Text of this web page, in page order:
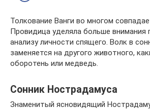
Толкование Ванги во многом
Провидица уделяла больше внимания
анализу личности спящего. Волк в
заменяется на другого животного,
оборотень или медведь.
Сонник Нострадамуса
Знаменитый ясновидящий